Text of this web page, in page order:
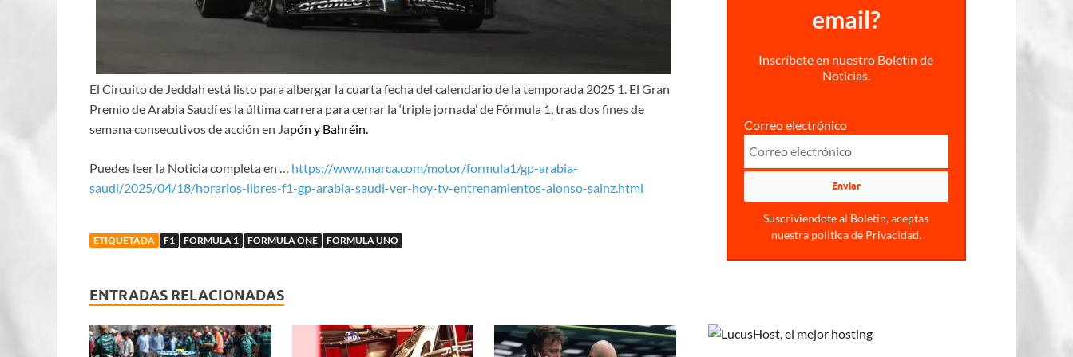
El Circuito de Jeddah está listo para albergar la cuarta fecha del calendario de la temporada 2025 1. El Gran
Premio de Arabia Saudí es la última carrera para cerrar la ‘triple jornada’ de Fórmula 1, tras dos fines de
semana consecutivos de acción en Japón y Bahréin.
Puedes leer la Noticia completa en … https://www.marca.com/motor/formula1/gp-arabia-
saudi/2025/04/18/horarios-libres-f1-gp-arabia-saudi-ver-hoy-tv-entrenamientos-alonso-sainz.html
ETIQUETADA F1 FORMULA 1 FORMULA ONE FORMULA UNO
ENTRADAS RELACIONADAS
email?
Inscríbete en nuestro Boletín de
Noticias.
Correo electrónico
Suscriviendote al Boletin, aceptas
nuestra politica de Privacidad.